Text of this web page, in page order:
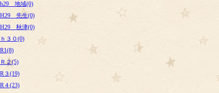
h29 地域(0)
H29 先生(0)
H29 秋津(0)
ｈ３０(0)
R1(8)
Ｒ２(5)
R３(19)
R４(23)